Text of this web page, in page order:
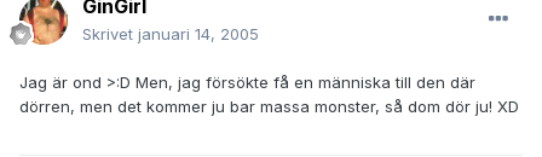
GinGirl
Skrivet januari 14, 2005
Jag är ond >:D Men, jag försökte få en människa till den där
dörren, men det kommer ju bar massa monster, så dom dör ju! XD